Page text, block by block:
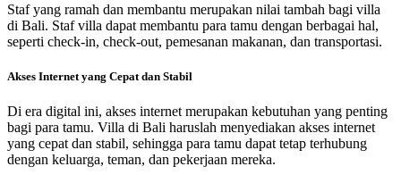
Staf yang ramah dan membantu merupakan nilai tambah bagi villa
di Bali. Staf villa dapat membantu para tamu dengan berbagai hal,
seperti check-in, check-out, pemesanan makanan, dan transportasi.
Akses Internet yang Cepat dan Stabil
Di era digital ini, akses internet merupakan kebutuhan yang penting
bagi para tamu. Villa di Bali haruslah menyediakan akses internet
yang cepat dan stabil, sehingga para tamu dapat tetap terhubung
dengan keluarga, teman, dan pekerjaan mereka.